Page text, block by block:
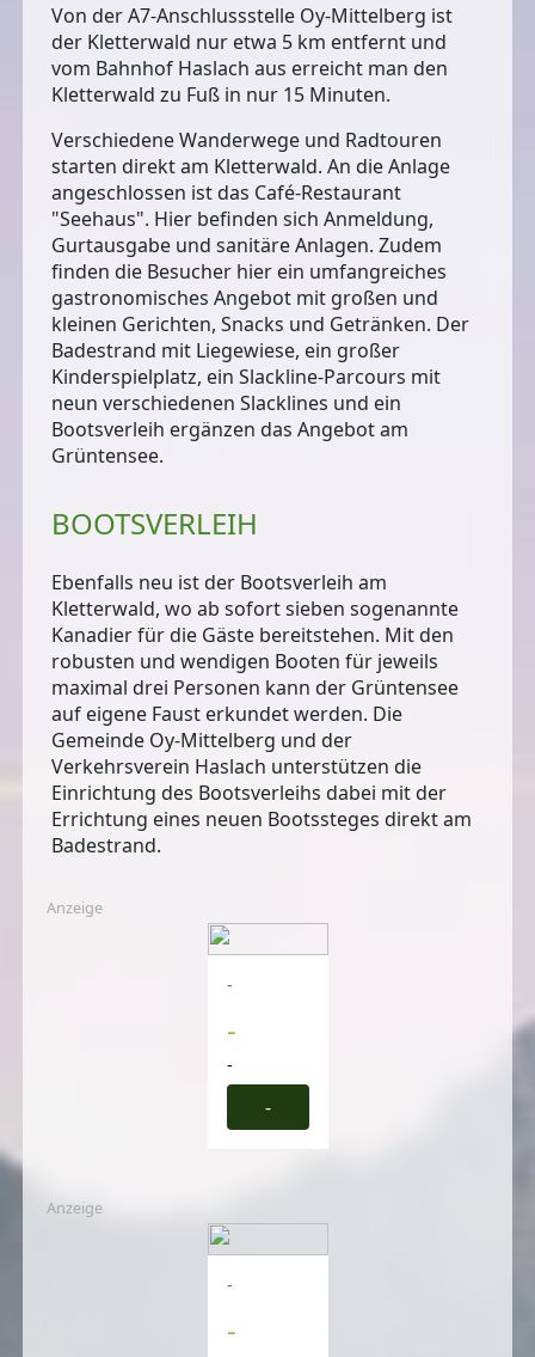
Von der A7-Anschlussstelle Oy-Mittelberg ist
der Kletterwald nur etwa 5 km entfernt und
vom Bahnhof Haslach aus erreicht man den
Kletterwald zu Fuß in nur 15 Minuten.
VerschiedeneWanderwege und Radtouren
starten direkt am Kletterwald. An die Anlage
angeschlossen ist das Café-Restaurant
"Seehaus". Hier befinden sich Anmeldung,
Gurtausgabe und sanitäre Anlagen. Zudem
finden die Besucher hier ein umfangreiches
gastronomisches Angebot mit großen und
kleinen Gerichten, Snacks und Getränken. Der
Badestrand mit Liegewiese, ein großer
Kinderspielplatz, ein Slackline-Parcours mit
neun verschiedenen Slacklines und ein
Bootsverleih ergänzen das Angebot am
Grüntensee.
BOOTSVERLEIH
Ebenfalls neu ist der Bootsverleih am
Kletterwald, wo ab sofort sieben sogenannte
Kanadier für die Gäste bereitstehen. Mit den
robusten und wendigen Booten für jeweils
maximal drei Personen kann der Grüntensee
auf eigene Faust erkundet werden. Die
Gemeinde Oy-Mittelberg und der
Verkehrsverein Haslach unterstützen die
Einrichtung des Bootsverleihs dabei mit der
Errichtung eines neuen Bootssteges direkt am
Badestrand.
Anzeige
-
-
-
-
Anzeige
-
-